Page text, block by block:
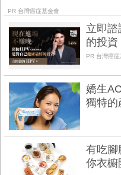
PR 台灣癌症基金會
立即
的投資
PR 台灣癌症
嬌生
獨特的
有吃腳
你衣櫥